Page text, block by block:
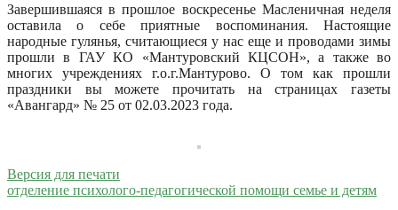
Завершившаяся в прошлое воскресенье Масленичная неделя
оставила о себе приятные воспоминания. Настоящие
народные гулянья, считающиеся у нас еще и проводами зимы
прошли в ГАУ КО «Мантуровский КЦСОН», а также во
многих учреждениях г.о.г.Мантурово. О том как прошли
праздники вы можете прочитать на страницах газеты
«Авангард» № 25 от 02.03.2023 года.
Версия для печати
отделение психолого-педагогической помощи семье и детям